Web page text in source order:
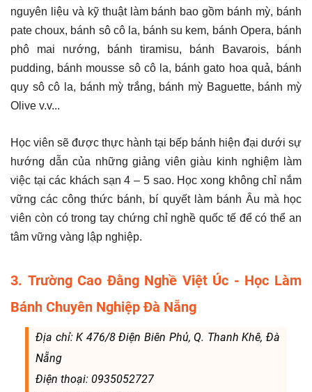
nguyên liệu và kỹ thuật làm bánh bao gồm bánh mỳ, bánh
pate choux, bánh sô cô la, bánh su kem, bánh Opera, bánh
phô mai nướng, bánh tiramisu, bánh Bavarois, bánh
pudding, bánh mousse sô cô la, bánh gato hoa quả, bánh
quy sô cô la, bánh mỳ trắng, bánh mỳ Baguette, bánh mỳ
Olive v.v...
Học viên sẽ được thực hành tại bếp bánh hiện đại dưới sự
hướng dẫn của những giảng viên giàu kinh nghiệm làm
việc tại các khách sạn 4 – 5 sao. Học xong không chỉ nắm
vững các công thức bánh, bí quyết làm bánh Âu mà học
viên còn có trong tay chứng chỉ nghề quốc tế để có thể an
tâm vững vàng lập nghiệp.
3. Trường Cao Đằng Nghề Việt Úc - Học Làm
Bánh Chuyên Nghiệp Đà Nẵng
Địa chỉ: K 476/8 Điện Biên Phủ, Q. Thanh Khê, Đà
Nẵng
Điện thoại: 0935052727